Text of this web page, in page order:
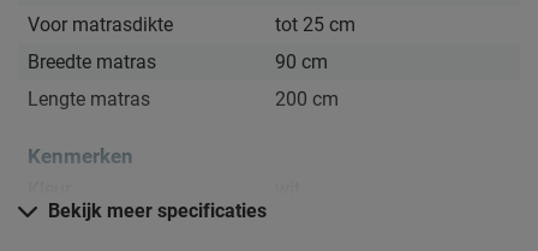
Voor matrasdikte
tot 25 cm
Breedte matras
90 cm
Lengte matras
200 cm
Kenmerken
Weeftechniek
Bekijk meer specificaties